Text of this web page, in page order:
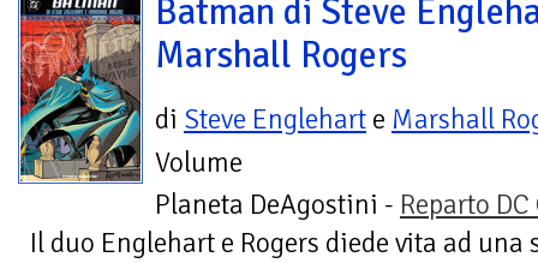
Batman di Steve
Marshall Rogers
di Steve Englehart e Marshall
Volume
Planeta DeAgostini - Reparto
Il duo Englehart e Rogers diede vita ad una